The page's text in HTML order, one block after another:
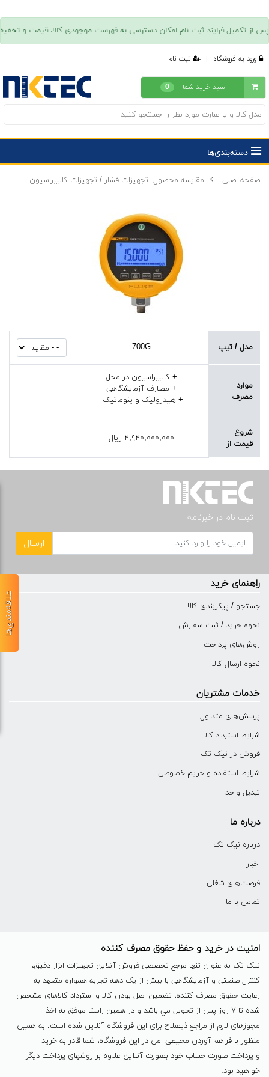
ورود به فروشگاه | ثبت نام
سبد خرید شما 0
دسته‌بندی‌ها
صفحه اصلی مقایسه محصول: تجهیزات فشار / تجهیزات کالیبراسیون
مدل / تیپ 700G
موارد
مصرف
+ کالیبراسیون در محل
+ مصارف آزمایشگاهی
+ هیدرولیک و پنوماتیک
شروع
قیمت از
۲,۹۲۰,۰۰۰,۰۰۰ ریال
ثبت نام در خبرنامه
ارسال
راهنمای خرید
جستجو / پیکربندی کالا
نحوه خرید / ثبت سفارش
روش‌های پرداخت
نحوه ارسال کالا
خدمات مشتریان
پرسش‌های متداول
شرایط استرداد کالا
فروش در نیک تک
شرایط استفاده و حریم خصوصی
تبدیل واحد
درباره ما
درباره نیک تک
اخبار
فرصت‌های شغلی
تماس با ما
امنیت در خرید و حفظ حقوق مصرف کننده
نیک تک به عنوان تنها مرجع تخصصی فروش آنلاین تجهیزات ابزار دقیق،
کنترل صنعتی و آزمایشگاهی با بیش از یک دهه تجربه همواره متعهد به
رعایت حقوق مصرف کننده، تضمین اصل بودن کالا و استرداد کالاهای مشخص
شده تا ٧ روز پس از تحویل مي باشد و در همين راستا موفق به اخذ
مجوزهای لازم از مراجع ذیصلاح برای این فروشگاه آنلاین شده است. به همين
منظور با فراهم آوردن محیطی امن در این فروشگاه، شما قادر به خرید
و پرداخت صورت حساب خود بصورت آنلاین علاوه بر روشهای پرداخت دیگر
خواهید بود.
علاقه‌مندی‌ها